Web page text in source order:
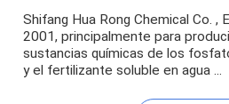
Shifang Hua Rong Chemical Co. ,
2001, principalmente para
sustancias químicas de los
y el fertilizante soluble en agua ...